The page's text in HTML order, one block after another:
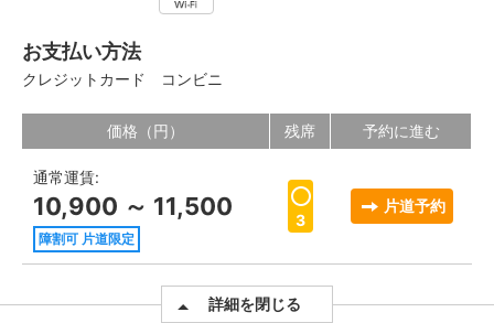
お支払い方法
クレジットカード コンビニ
価格（円） 残席 予約に進む
通常運賃:
10,900 ～ 11,500
障割可 片道限定
3
片道予約
詳細を閉じる